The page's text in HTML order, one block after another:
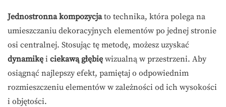
Jednostronna kompozycjato technika, która polega na
umieszczaniu dekoracyjnych elementów po jednej stronie
osi centralnej. Stosując tę metodę, możesz uzyskać
dynamikę i ciekawą głębię wizualną w przestrzeni. Aby
osiągnąć najlepszy efekt, pamiętaj o odpowiednim
rozmieszczeniu elementów w zależności od ich wysokości
i objętości.